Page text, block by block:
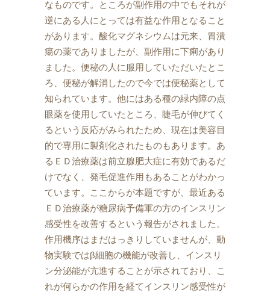
なものです。ところが副作用の中でもそれが
逆にある人にとっては有益な作用となること
があります。酸化マグネシウムは元来、胃潰
瘍の薬でありましたが、副作用に下痢があり
ました。便秘の人に服用していただいたとこ
ろ、便秘が解消したので今では便秘薬として
知られています。他にはある種の緑内障の点
眼薬を使用していたところ、睫毛が伸びてく
るという反応がみられたため、現在は美容目
的で専用に製剤化されたものもあります。あ
るＥＤ治療薬は前立腺肥大症に有効であるだ
けでなく、発毛促進作用もあることがわかっ
ています。ここからが本題ですが、最近ある
ＥＤ治療薬が糖尿病予備軍の方のインスリン
感受性を改善するという報告がされました。
作用機序はまだはっきりしていませんが、動
物実験ではβ細胞の機能が改善し、インスリ
ン分泌能が亢進することが示されており、こ
れが何らかの作用を経てインスリン感受性が